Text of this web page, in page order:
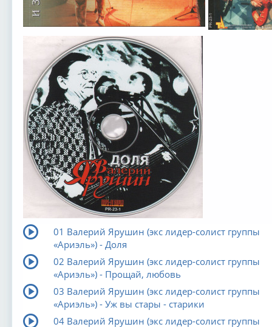
01 Валерий Ярушин (экс лидер-солист группы
«Ариэль») - Доля
02 Валерий Ярушин (экс лидер-солист группы
«Ариэль») - Прощай, любовь
03 Валерий Ярушин (экс лидер-солист группы
«Ариэль») - Уж вы стары - старики
04 Валерий Ярушин (экс лидер-солист группы